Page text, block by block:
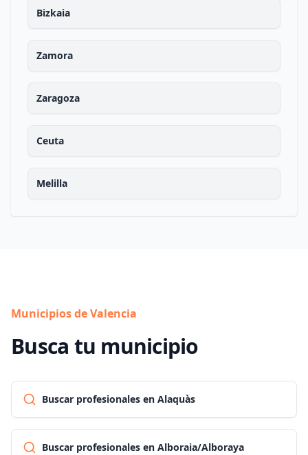
Bizkaia
Zamora
Zaragoza
Ceuta
Melilla
Municipios de Valencia
Busca tu municipio
Buscar profesionales en Alaquàs
Buscar profesionales en Alboraia/Alboraya